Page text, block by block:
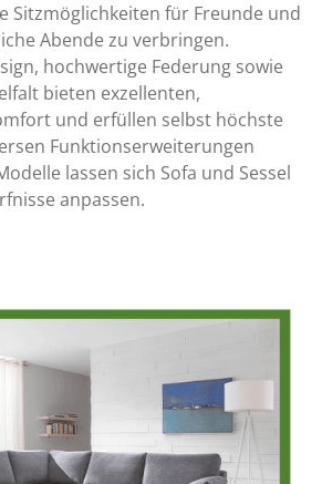
Sitzmöglichkeiten für Freunde und
Abende zu verbringen.
hochwertige Federung sowie
bieten exzellenten,
und erfüllen selbst höchste
Funktionserweiterungen
lassen sich Sofa und Sessel
anpassen.